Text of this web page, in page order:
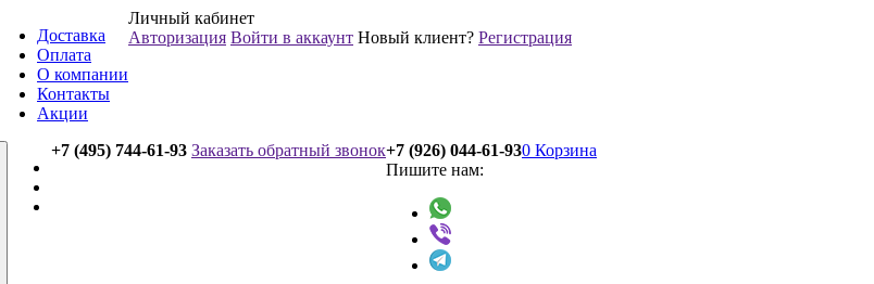
Доставка
Оплата
О компании
Контакты
Акции
Личный кабинет
Авторизация Войти в аккаунт Новый клиент? Регистрация
+7 (495) 744-61-93 Заказать обратный звонок+7 (926) 044-61-93
Пишите нам:
0 Корзина